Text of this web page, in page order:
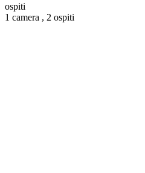
ospiti
1 camera , 2 ospiti